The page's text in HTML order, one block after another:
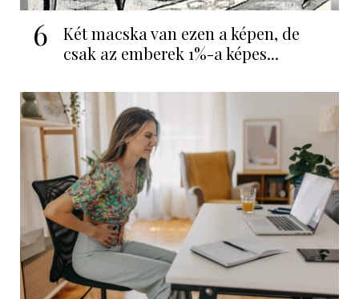
6
Két macska van ezen a képen, de
csak az emberek 1%-a képes...